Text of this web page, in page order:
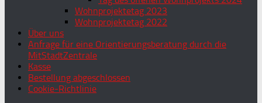
Wohnprojektetag 2023
Wohnprojektetag 2022
Über uns
Anfrage für eine Orientierungsberatung durch die
MitStadtZentrale
Kasse
Bestellung abgeschlossen
Cookie-Richtlinie